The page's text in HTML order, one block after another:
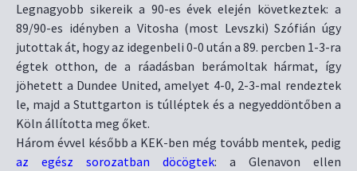
Legnagyobb sikereik a 90-es évek elején következtek: a
89/90-es idényben a Vitosha (most Levszki) Szófián úgy
jutottak át, hogy az idegenbeli 0-0 után a 89. percben 1-3-ra
égtek otthon, de a ráadásban berámoltak hármat, így
jöhetett a Dundee United, amelyet 4-0, 2-3-mal rendeztek
le, majd a Stuttgarton is túlléptek és a negyeddöntőben a
Köln állította meg őket.
Három évvel később a KEK-ben még tovább mentek, pedig
az egész sorozatban döcögtek: a Glenavon ellen